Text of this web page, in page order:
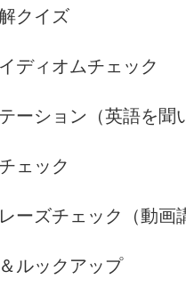
クイズ
ディオムチェック
ーション（英語を聞
ェック
ーズチェック（動画
ルックアップ